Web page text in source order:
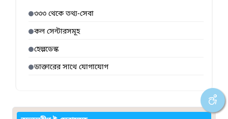
৩৩৩ থেকে তথ্য-সেবা
কল সেন্টারসমূহ
হেল্পডেস্ক
ডাক্তারের সাথে যোগাযোগ